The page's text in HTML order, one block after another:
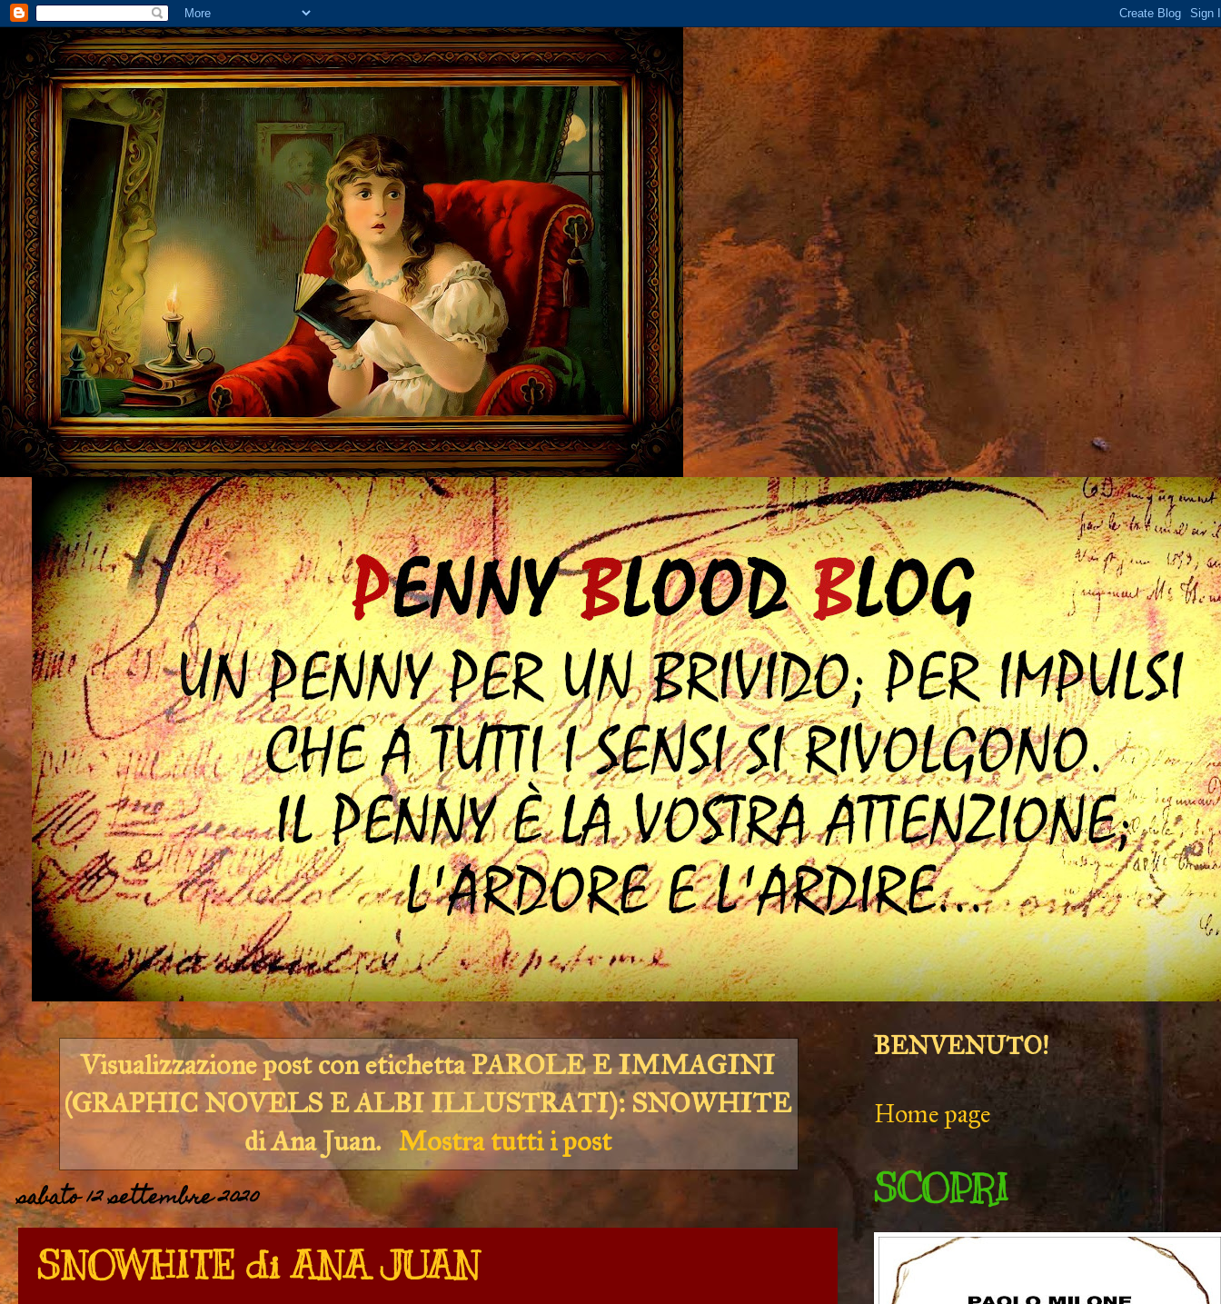
Visualizzazione post con etichettaPAROLE E IMMAGINI
(GRAPHIC NOVELS E ALBI ILLUSTRATI): SNOWHITE
di Ana Juan. Mostra tutti i post
sabato 12 settembre 2020
SNOWHITE di ANA JUAN
BENVENUTO!
Home page
SCOPRI